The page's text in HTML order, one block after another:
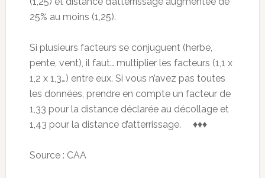
25% au moins (1,25).
Si plusieurs facteurs se conjuguent (herbe,
pente, vent), il faut… multiplier les facteurs (1,1 x
1,2 x 1,3…) entre eux. Si vous n’avez pas toutes
les données, prendre en compte un facteur de
1,33 pour la distance déclarée au décollage et
1,43 pour la distance d’atterrissage. ♦♦♦
Source : CAA